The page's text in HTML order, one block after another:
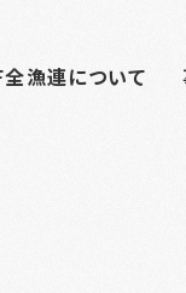
漁連について